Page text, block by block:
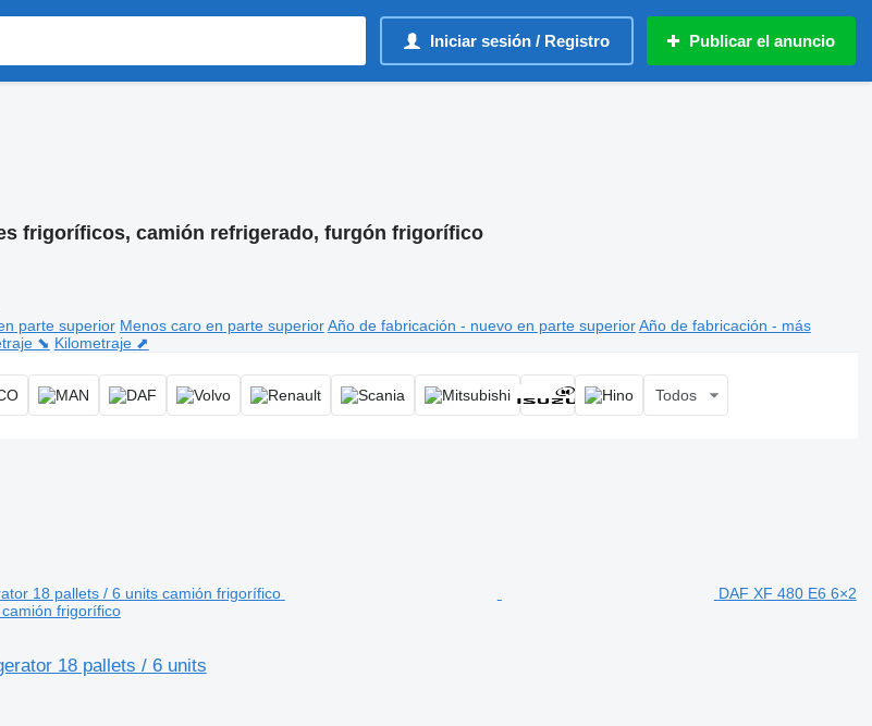
Iniciar sesión / Registro Publicar el anuncio
frigoríficos, camión refrigerado, furgón frigorífico
parte superior Menos caro en parte superior Año de fabricación - nuevo en parte superior Año de fabricación - más
⬊ Kilometraje ⬈
Todos
DAF XF 480 E6 6×2
frigorífico
18 pallets / 6 units